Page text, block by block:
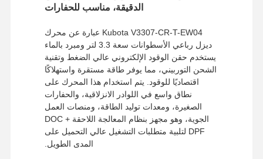
الدقيقة، مناسب للحفارات
Kubota V3307-CR-T-EW04 عبارة عن محرك
ديزل رباعي الأسطوانات سعة 3.3 لتر ومبرد بالماء
يستخدم حقن الوقود الإلكتروني عالي الضغط وتقنية
الشحن التوربيني، مما يوفر طاقة مستقرة واستهلاكًا
اقتصاديًا للوقود. يتم استخدام هذا المحرك على
نطاق واسع في اللوادر الانزلاقية، والحفارات
الصغيرة، ومعدات توليد الطاقة، ومنصات العمل
الجوية، وهو مجهز بنظام المعالجة اللاحقة DOC +
DPF لتلبية متطلبات التشغيل عالي التحميل على
المدى الطويل.